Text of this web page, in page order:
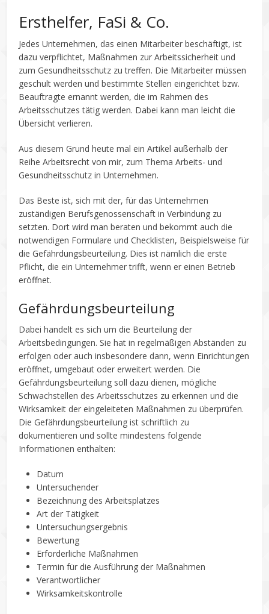
Ersthelfer, FaSi & Co.
Jedes Unternehmen, das einen Mitarbeiter beschäftigt, ist
dazu verpflichtet, Maßnahmen zur Arbeitssicherheit und
zum Gesundheitsschutz zu treffen. Die Mitarbeiter müssen
geschult werden und bestimmte Stellen eingerichtet bzw.
Beauftragte ernannt werden, die im Rahmen des
Arbeitsschutzes tätig werden. Dabei kann man leicht die
Übersicht verlieren.
Aus diesem Grund heute mal ein Artikel außerhalb der
Reihe Arbeitsrecht von mir, zum Thema Arbeits- und
Gesundheitsschutz in Unternehmen.
Das Beste ist, sich mit der, für das Unternehmen
zuständigen Berufsgenossenschaft in Verbindung zu
setzten. Dort wird man beraten und bekommt auch die
notwendigen Formulare und Checklisten, Beispielsweise für
die Gefährdungsbeurteilung. Dies ist nämlich die erste
Pflicht, die ein Unternehmer trifft, wenn er einen Betrieb
eröffnet.
Gefährdungsbeurteilung
Dabei handelt es sich um die Beurteilung der
Arbeitsbedingungen. Sie hat in regelmäßigen Abständen zu
erfolgen oder auch insbesondere dann, wenn Einrichtungen
eröffnet, umgebaut oder erweitert werden. Die
Gefährdungsbeurteilung soll dazu dienen, mögliche
Schwachstellen des Arbeitsschutzes zu erkennen und die
Wirksamkeit der eingeleiteten Maßnahmen zu überprüfen.
Die Gefährdungsbeurteilung ist schriftlich zu
dokumentieren und sollte mindestens folgende
Informationen enthalten:
Datum
Untersuchender
Bezeichnung des Arbeitsplatzes
Art der Tätigkeit
Untersuchungsergebnis
Bewertung
Erforderliche Maßnahmen
Termin für die Ausführung der Maßnahmen
Verantwortlicher
Wirksamkeitskontrolle